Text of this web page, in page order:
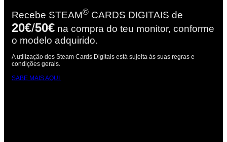
Recebe STEAM© CARDS DIGITAIS de
20€/50€ na compra do teu monitor, conforme
o modelo adquirido.
A utilização dos Steam Cards Digitais está sujeita às suas regras e
condições gerais.
SABE MAIS AQUI